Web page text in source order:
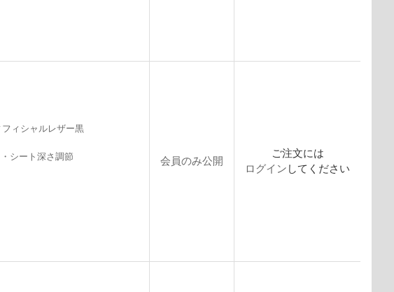
ィシャルレザー黒
シート深さ調節 会員のみ公開
ご注文には
ログイン してください